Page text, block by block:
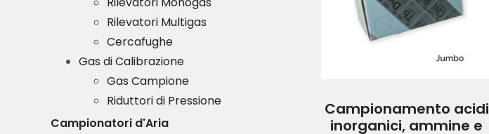
Rilevatori Multigas
Cercafughe
Gas di Calibrazione
Gas Campione
Riduttori di Pressione
Campionatori d'Aria
Campionamento acidi
inorganici, ammine e